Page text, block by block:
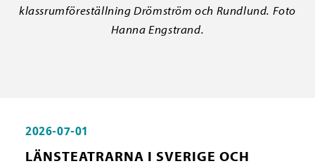
klassrumföreställning Drömström och Rundlund. Foto
Hanna Engstrand.
2026-07-01
LÄNSTEATRARNA I SVERIGE OCH